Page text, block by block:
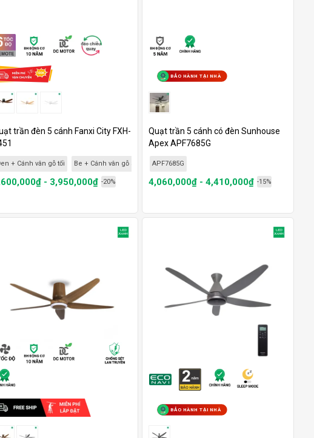
trần đèn 5 cánh Fanxi City FXH-
+ Cánh vân gỗ tối Be + Cánh vân gỗ sáng Trắng
- 3,950,000₫ -20%
BẢO HÀNH TẠI NHÀ
Quạt trần 5 cánh có đèn Sunhouse
Apex APF7685G
APF7685G
4,060,000₫ - 4,410,000₫ -15%
BẢO HÀNH TẠI NHÀ